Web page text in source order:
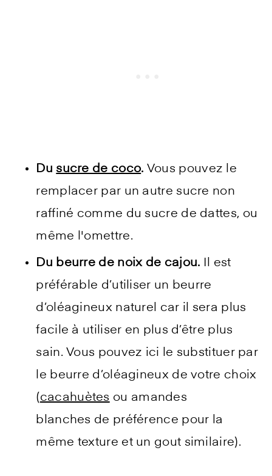
Dusucre de coco. Vous pouvez le
remplacer par un autre sucre non
raffiné comme du sucre de dattes, ou
même l'omettre.
Du beurre de noix de cajou. Il est
préférable d’utiliser un beurre
d’oléagineux naturel car il sera plus
facile à utiliser en plus d’être plus
sain. Vous pouvez ici le substituer par
le beurre d’oléagineux de votre choix
(cacahuètes ou amandes
blanches de préférence pour la
même texture et un gout similaire).